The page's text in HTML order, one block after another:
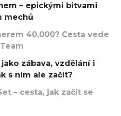
– epickými bitvami
mechů
40,000? Cesta vede
zábava, vzdělání i
s ním ale začít?
– cesta, jak začít se